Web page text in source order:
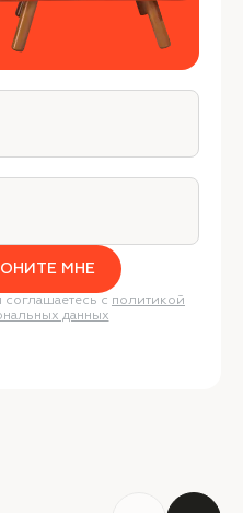
МНЕ
с политикой
данных